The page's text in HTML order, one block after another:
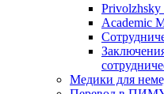
Privolzhsky
Academic
Медики для